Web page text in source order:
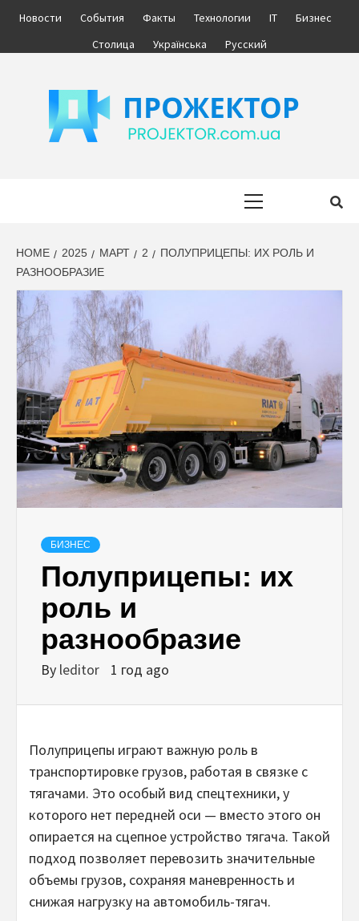
Новости События Факты Технологии IT
Бизнес
Столица
Українська Русский
HOME 2025 МАРТ 2
ПОЛУПРИЦЕПЫ: ИХ РОЛЬ И
РАЗНООБРАЗИЕ
БИЗНЕС
Полуприцепы: их
роль и
разнообразие
By leditor 1 год ago
Полуприцепы играют важную роль в
транспортировке грузов, работая в связке с
тягачами. Это особый вид спецтехники, у
которого нет передней оси — вместо этого он
опирается на сцепное устройство тягача. Такой
подход позволяет перевозить значительные
объемы грузов, сохраняя маневренность и
снижая нагрузку на автомобиль-тягач.